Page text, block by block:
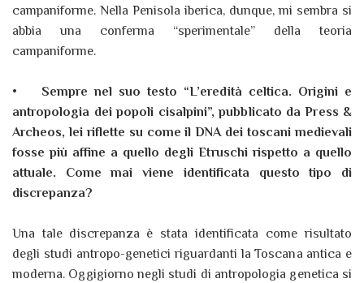
campaniforme. Nella Penisola iberica, dunque, mi sembra si
abbia una conferma “sperimentale” della teoria
campaniforme.
•
Sempre nel suo testo “L’eredità celtica. Origini e
antropologia dei popoli cisalpini”, pubblicato da Press &
Archeos, lei riflette su come il DNA dei toscani medievali
fosse più affine a quello degli Etruschi rispetto a quello
attuale. Come mai viene identificata questo tipo di
discrepanza?
Una tale discrepanza è stata identificata come risultato
degli studi antropo-genetici riguardanti la Toscana antica e
moderna. Oggigiorno negli studi di antropologia genetica si